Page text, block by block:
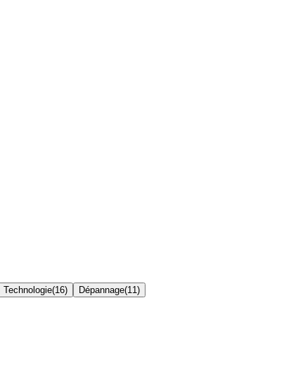
Technologie(16) Dépannage(11 )